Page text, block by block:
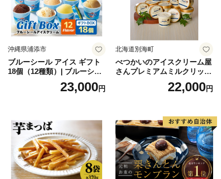
沖縄県浦添市
ブルーシール アイス ギフト
18個（12種類）| ブルーシー
ルアイス ブルーシールアイ
スクリーム 着日指定可能 送
誕生日 カップ 詰め合わせ バ
ラエティ | バニラ チョコレー
ト ストロベリー ピスタチオ
バニラ＆クッキー ウベ 沖縄
紅イモ 塩ちんすこう 沖縄シ
ークヮーサー 沖縄黒糖 琉球
ロイヤルミルクティ 沖縄パ
23,000円
北海道別海町
べつかいのアイスクリーム屋
さんプレミアムミルクリッチ
12個（AP-01）（ 北海道アイ
ス 北海道産アイス アイス ア
道産アイス 道産アイスクリ
ーム ギフト 詰合せ 詰め合わ
せ ふるさと納税 ）
22,000円